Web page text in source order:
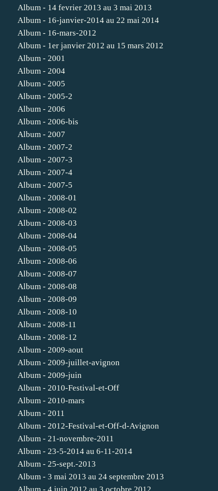
Album - 14 fevrier 2013 au 3 mai 2013
Album - 16-janvier-2014 au 22 mai 2014
Album - 16-mars-2012
Album - 1er janvier 2012 au 15 mars 2012
Album - 2001
Album - 2004
Album - 2005
Album - 2005-2
Album - 2006
Album - 2006-bis
Album - 2007
Album - 2007-2
Album - 2007-3
Album - 2007-4
Album - 2007-5
Album - 2008-01
Album - 2008-02
Album - 2008-03
Album - 2008-04
Album - 2008-05
Album - 2008-06
Album - 2008-07
Album - 2008-08
Album - 2008-09
Album - 2008-10
Album - 2008-11
Album - 2008-12
Album - 2009-aout
Album - 2009-juillet-avignon
Album - 2009-juin
Album - 2010-Festival-et-Off
Album - 2010-mars
Album - 2011
Album - 2012-Festival-et-Off-d-Avignon
Album - 21-novembre-2011
Album - 23-5-2014 au 6-11-2014
Album - 25-sept.-2013
Album - 3 mai 2013 au 24 septembre 2013